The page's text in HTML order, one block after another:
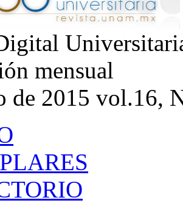
mensual
de 2015 vol.16,